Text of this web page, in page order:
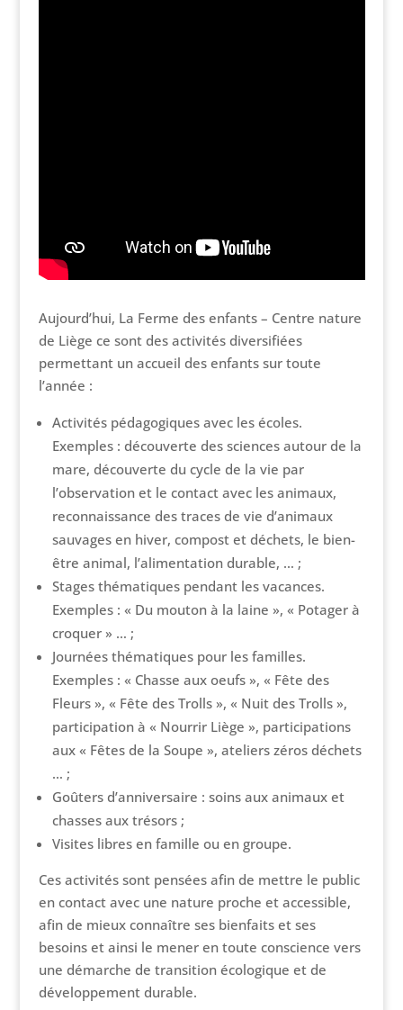
Aujourd’hui, La Ferme des enfants – Centre nature
de Liège ce sont des activités diversifiées
permettant un accueil des enfants sur toute
l’année :
Activités pédagogiques avec les écoles.
Exemples : découverte des sciences autour de la
mare, découverte du cycle de la vie par
l’observation et le contact avec les animaux,
reconnaissance des traces de vie d’animaux
sauvages en hiver, compost et déchets, le bien-
être animal, l’alimentation durable, … ;
Stages thématiques pendant les vacances.
Exemples : « Du mouton à la laine », « Potager à
croquer » … ;
Journées thématiques pour les familles.
Exemples : « Chasse aux oeufs », « Fête des
Fleurs », « Fête des Trolls », « Nuit des Trolls »,
participation à « Nourrir Liège », participations
aux « Fêtes de la Soupe », ateliers zéros déchets
… ;
Goûters d’anniversaire : soins aux animaux et
chasses aux trésors ;
Visites libres en famille ou en groupe.
Ces activités sont pensées afin de mettre le public
en contact avec une nature proche et accessible,
afin de mieux connaître ses bienfaits et ses
besoins et ainsi le mener en toute conscience vers
une démarche de transition écologique et de
développement durable.